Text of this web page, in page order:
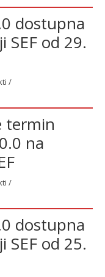
dostupna
SEF od 29.
/
termin
na
/
dostupna
SEF od 25.